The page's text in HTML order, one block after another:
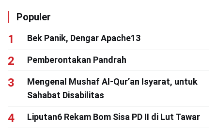
Populer
Bek Panik, Dengar Apache13
Pemberontakan Pandrah
Mengenal Mushaf Al-Qur’an Isyarat, untuk
Sahabat Disabilitas
Liputan6 Rekam Bom Sisa PD II di Lut Tawar